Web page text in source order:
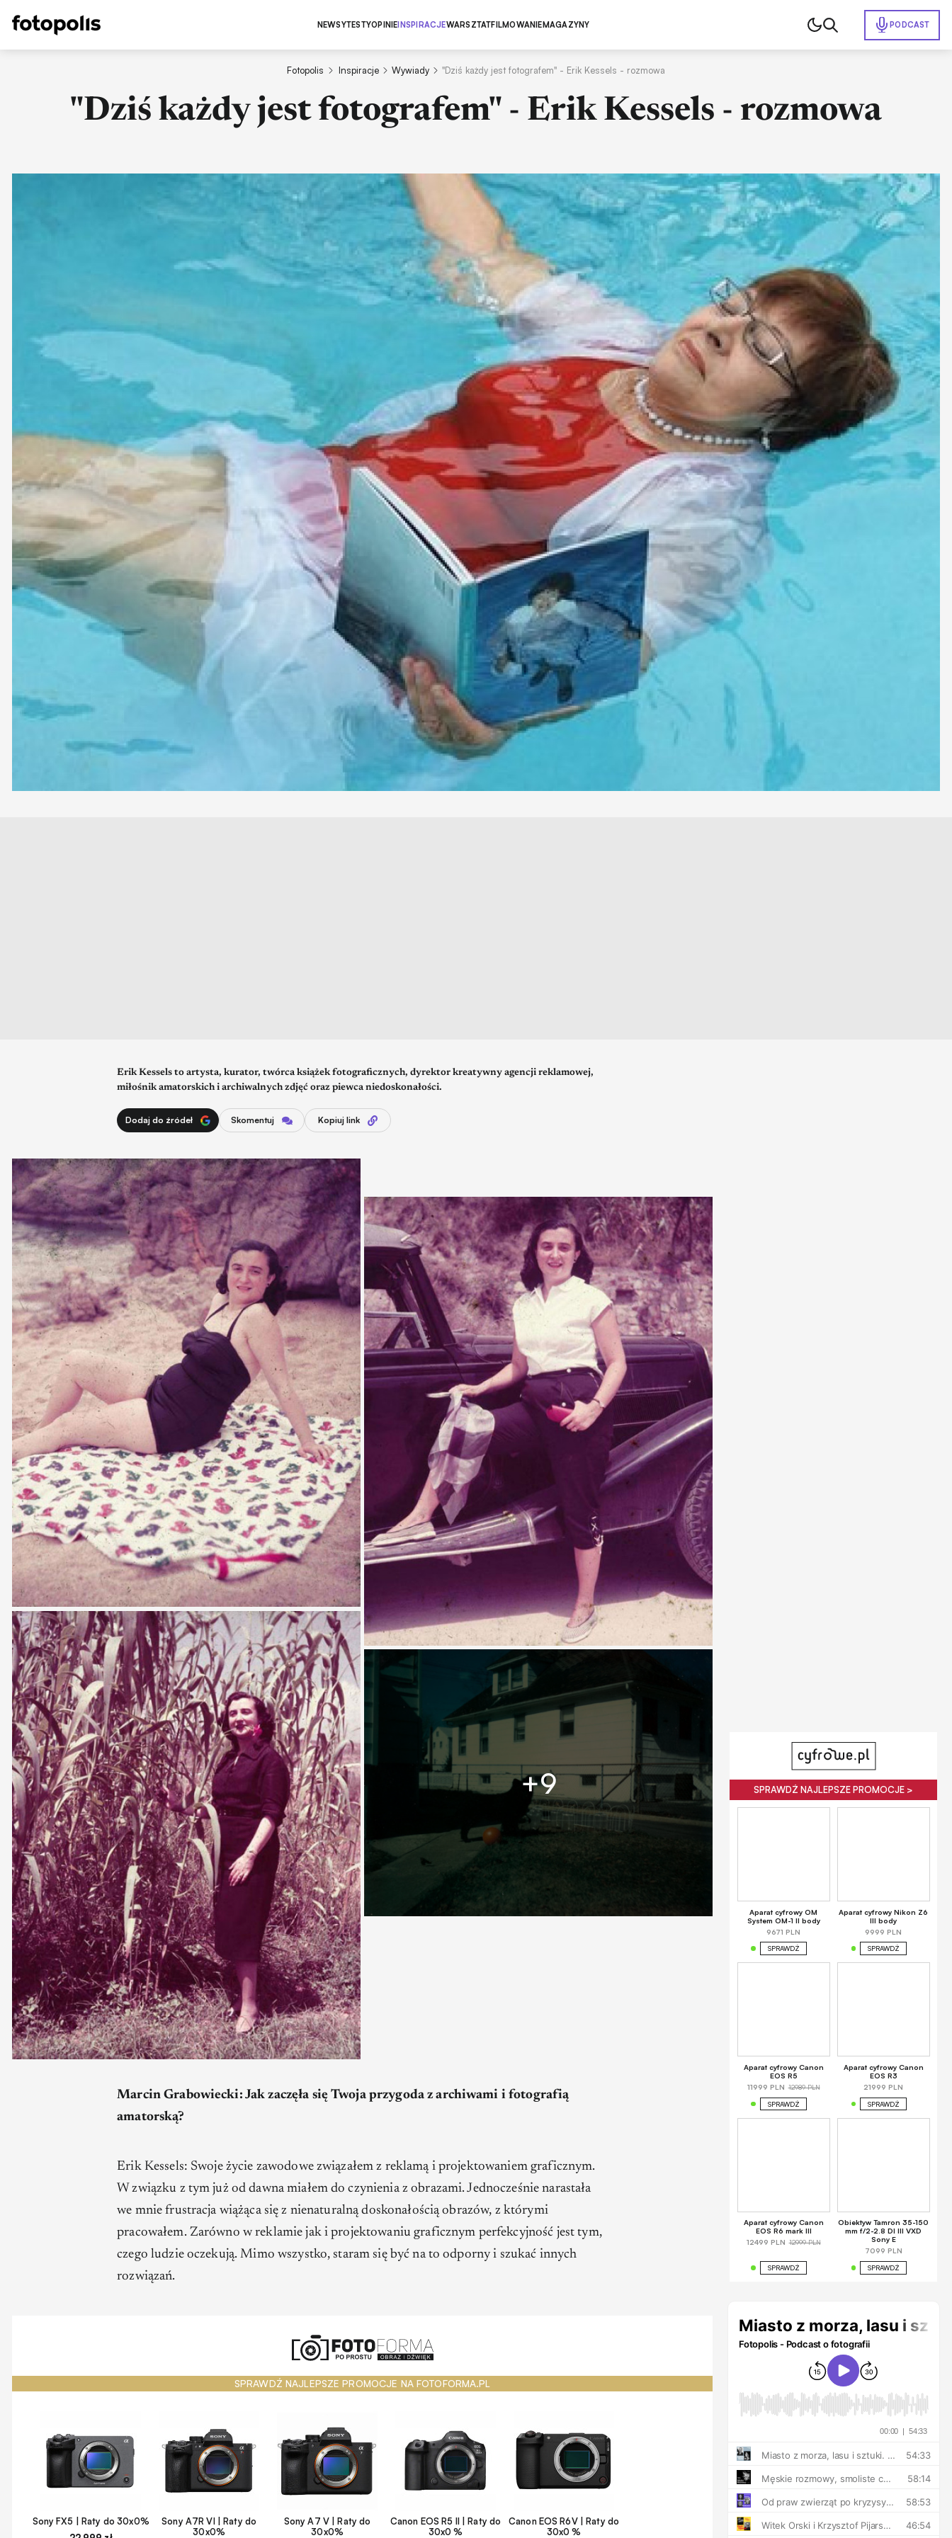
NEWSYTESTYOPINIEINSPIRACJEWARSZTATFILMOWANIEMAGAZYNY PODCAST
Fotopolis Inspiracje Wywiady "Dziś każdy jest fotografem" - Erik Kessels - rozmowa
"Dziś każdy jest fotografem" - Erik Kessels - rozmowa
Erik Kessels to artysta, kurator, twórca książek fotograficznych, dyrektor kreatywny agencji reklamowej,
miłośnik amatorskich i archiwalnych zdjęć oraz piewca niedoskonałości.
Dodaj do źródeł Skomentuj Kopiuj link
Marcin Grabowiecki: Jak zaczęła się Twoja przygoda z archiwami i fotografią
amatorską?
Erik Kessels: Swoje życie zawodowe związałem z reklamą i projektowaniem graficznym.
W związku z tym już od dawna miałem do czynienia z obrazami. Jednocześnie narastała
we mnie frustracja wiążąca się z nienaturalną doskonałością obrazów, z którymi
pracowałem. Zarówno w reklamie jak i projektowaniu graficznym perfekcyjność jest tym,
czego ludzie oczekują. Mimo wszystko, staram się być na to odporny i szukać innych
rozwiązań.
SPRAWDŹ NAJLEPSZE PROMOCJE NA FOTOFORMA.PL
Sony FX5 | Raty do 30x0%
Sony A7R VI | Raty do
30x0%
Sony A7 V | Raty do
30x0%
Canon EOS R5 II | Raty do
30x0 %
Canon EOS R6V | Raty do
30x0 %
SPRAWDŹ NAJLEPSZE PROMOCJE >
Aparat cyfrowy OM
System OM-1 II body
9671 PLN
SPRAWDŹ
Aparat cyfrowy Nikon Z6
III body
9999 PLN
SPRAWDŹ
Aparat cyfrowy Canon
EOS R5
11999 PLN 12989 PLN
SPRAWDŹ
Aparat cyfrowy Canon
EOS R3
21999 PLN
SPRAWDŹ
Aparat cyfrowy Canon
EOS R6 mark III
12499 PLN 12999 PLN
SPRAWDŹ
Obiektyw Tamron 35-150
mm f/2-2.8 DI III VXD
Sony E
7099 PLN
SPRAWDŹ